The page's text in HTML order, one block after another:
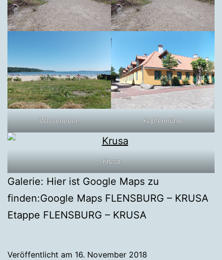
Wasserleben Kupfermühle
Krusa
Galerie: Hier ist Google Maps zu
finden:Google Maps FLENSBURG – KRUSA
Etappe FLENSBURG – KRUSA
Veröffentlicht am 16. November 2018